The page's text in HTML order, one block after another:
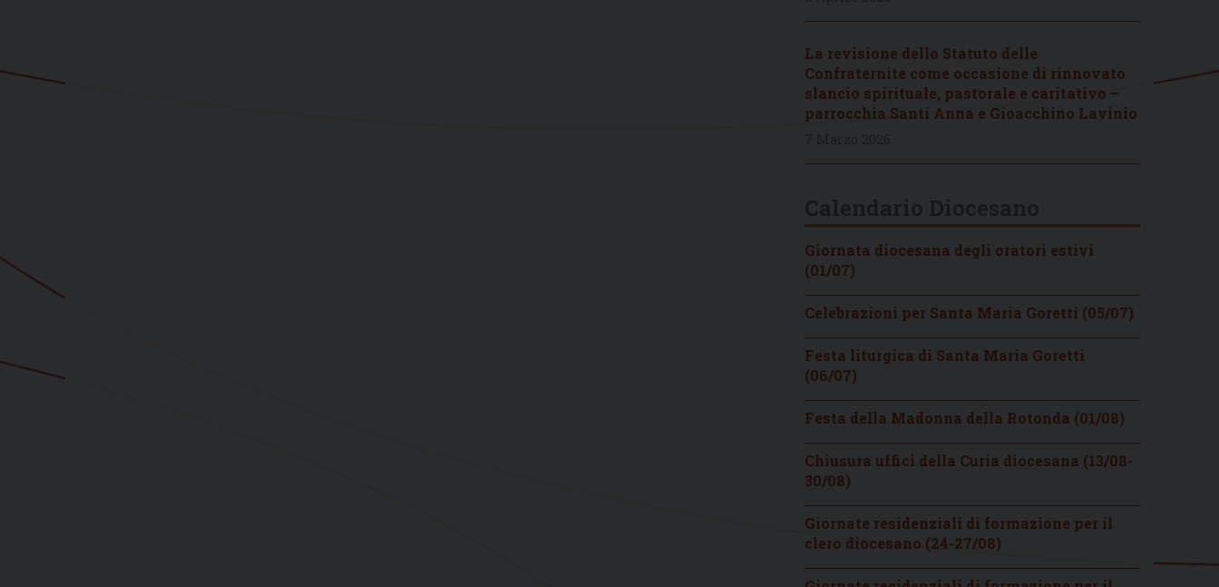
La revisione dello Statuto delle
Confraternite come occasione di rinnovato
slancio spirituale, pastorale e caritativo –
parrocchia Santi Anna e Gioacchino Lavinio
Giornata diocesana degli oratori estivi
(01/07)
Celebrazioni per Santa Maria Goretti (05/07)
Festa liturgica di Santa Maria Goretti
(06/07)
Festa della Madonna della Rotonda (01/08)
Chiusura uffici della Curia diocesana (13/08-
30/08)
Giornate residenziali di formazione per il
clero diocesano (24-27/08)